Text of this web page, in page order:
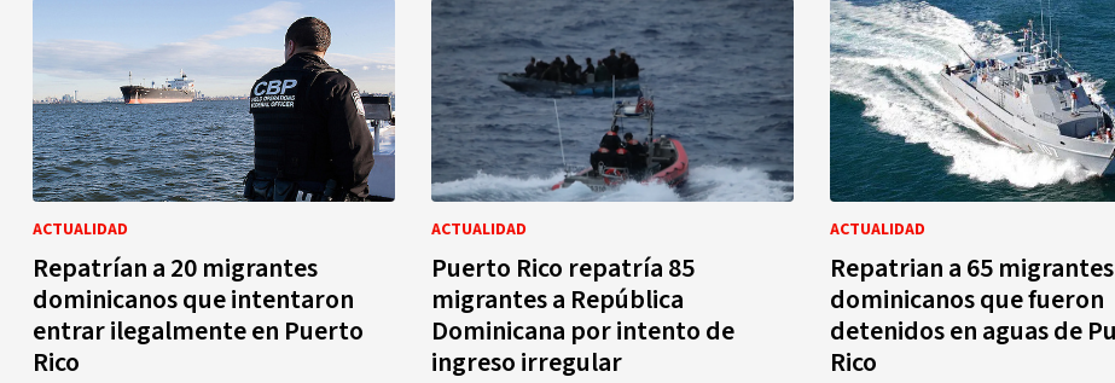
ACTUALIDAD
Repatrían a 20 migrantes
dominicanos que intentaron
entrar ilegalmente en Puerto
Rico
ACTUALIDAD
Puerto Rico repatría 85
migrantes a República
Dominicana por intento de
ingreso irregular
ACTUALIDAD
Repatrian a 65 migrantes
dominicanos que fueron
detenidos en aguas de
Rico